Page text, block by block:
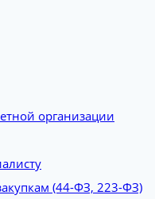
организации
(44-ФЗ, 223-ФЗ)